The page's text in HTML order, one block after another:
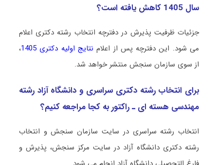
سال 1405 کاهش یافته است؟
جزئیات ظرفیت پذیرش در دفترچه انتخاب رشته دکتری اعلام
می شود. این دفترچه پس از اعلام نتایج اولیه دکتری 1405
،
از سوی سازمان سنجش منتشر خواهد شد.
برای انتخاب رشته دکتری سراسری و دانشگاه آزاد رشته
مهندسی هسته ای ـ راﻛﺘﻮر به کجا مراجعه کنیم؟
انتخاب رشته سراسری در سایت سازمان سنجش و انتخاب
رشته دکتری دانشگاه آزاد در سایت مرکز سنجش، پذیرش و